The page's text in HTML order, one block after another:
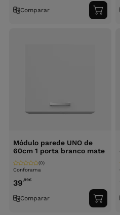
Comparar
ao
Módulo parede UNO de
60cm 1 porta branco mate
Conforama
(0)
39,99€
Comparar
ao